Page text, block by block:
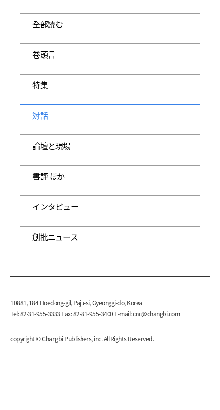
全部読む
卷頭言
特集
対話
論壇と現場
書評 ほか
インタビュー
創批ニュース
10881, 184 Hoedong-gil, Paju-si, Gyeonggi-do, Korea
Tel: 82-31-955-3333 Fax: 82-31-955-3400 E-mail:cnc@changbi.com
copyright © Changbi Publishers, inc. All Rights Reserved.